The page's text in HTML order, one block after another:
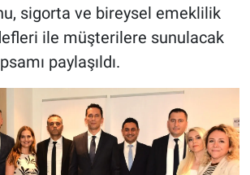
sigorta ve bireysel emeklilik
ile müşterilere sunulacak
paylaşıldı.